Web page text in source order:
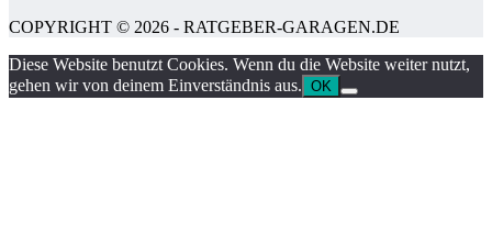
COPYRIGHT © 2026 - RATGEBER-GARAGEN.DE
Diese Website benutzt Cookies. Wenn du die Website weiter nutzt,
gehen wir von deinem Einverständnis aus. OK